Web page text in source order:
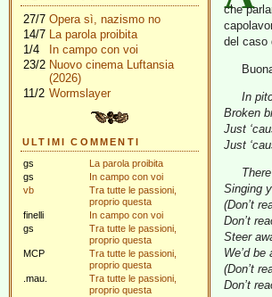
27/7 Opera sì, nazismo no
14/7 La parola proibita
1/4
In campo con voi
23/2 Nuovo cinema Luftansia
(2026)
11/2 Wormslayer
ULTIMI COMMENTI
gs
La parola proibita
gs
In campo con voi
vb
Tra tutte le passioni,
proprio questa
finelli
In campo con voi
gs
Tra tutte le passioni,
proprio questa
MCP
Tra tutte le passioni,
proprio questa
.mau.
Tra tutte le passioni,
proprio questa
che
del caso
In
Broken
Just
Just
Singing
(Don’t
Don’t
Steer
We’d
(Don’t
Don’t